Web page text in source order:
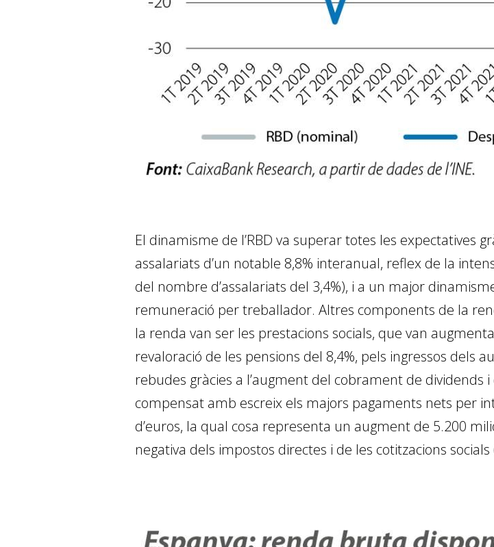
El dinamisme de l’RBD va superar totes les expectatives
assalariats d’un notable 8,8% interanual, reflex de la
del nombre d’assalariats del 3,4%), i a un major
remuneració per treballador. Altres components de la
la renda van ser les prestacions socials, que van
revaloració de les pensions del 8,4%, pels ingressos dels
rebudes gràcies a l’augment del cobrament de dividends i
compensat amb escreix els majors pagaments nets per
d’euros, la qual cosa representa un augment de 5.200
negativa dels impostos directes i de les cotitzacions